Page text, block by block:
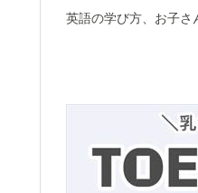
英語の学び方、お子さ